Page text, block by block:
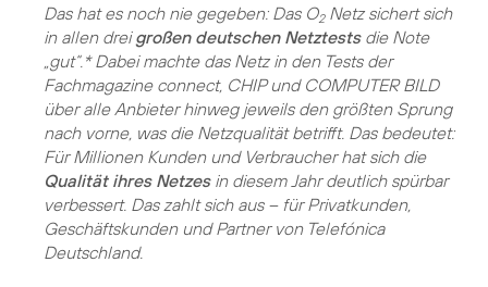
Das hat es noch nie gegeben: Das O2Netz sichert sich
in allen dreigroßen deutschen Netztestsdie Note
„gut“.* Dabei machte das Netz in den Tests der
Fachmagazine connect, CHIP und COMPUTER BILD
über alle Anbieter hinweg jeweils den größten Sprung
nach vorne, was die Netzqualität betrifft. Das bedeutet:
Für Millionen Kunden und Verbraucher hat sich die
Qualität ihres Netzesin diesem Jahr deutlich spürbar
verbessert. Das zahlt sich aus – für Privatkunden,
Geschäftskunden und Partner von Telefónica
Deutschland.